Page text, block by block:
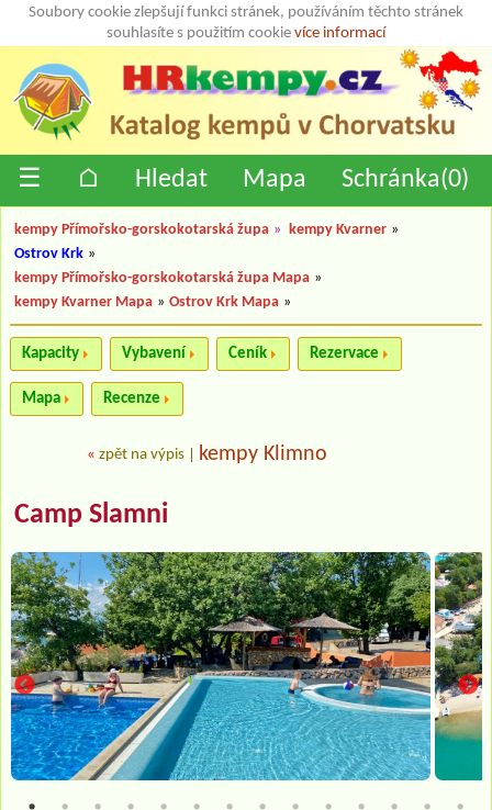
Soubory cookie zlepšují funkci stránek, používáním těchto stránek
souhlasíte s použitím cookie více informací
☰ ⌂ Hledat Mapa Schránka(0)
kempy Přímořsko-gorskokotarská župa » kempy Kvarner »
Ostrov Krk »
kempy Přímořsko-gorskokotarská župa Mapa »
kempy Kvarner Mapa » Ostrov Krk Mapa »
Kapacity Vybavení Ceník Rezervace
Mapa Recenze
« zpět na výpis kempy Klimno
Camp Slamni